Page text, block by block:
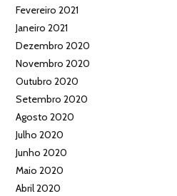
Fevereiro 2021
Janeiro 2021
Dezembro 2020
Novembro 2020
Outubro 2020
Setembro 2020
Agosto 2020
Julho 2020
Junho 2020
Maio 2020
Abril 2020